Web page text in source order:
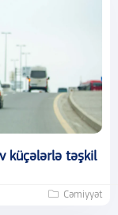
küçələrlə təşkil
Cəmiyyət